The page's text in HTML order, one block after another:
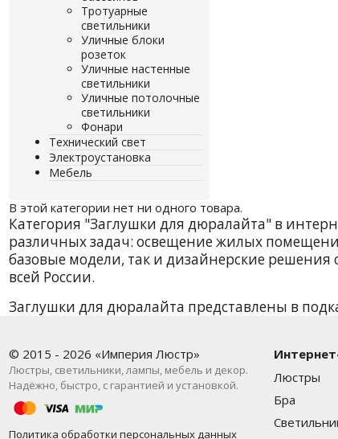
Тротуарные
светильники
Уличные блоки
розеток
Уличные настенные
светильники
Уличные потолочные
светильники
Фонари
Технический свет
Электроустановка
Мебель
В этой категории нет ни одного товара.
Категория "Заглушки для дюралайта" в
различных задач: освещение жилых
базовые модели, так и дизайнерские
всей России.
Заглушки для дюралайта представлены в
Каждый товар сопровождается подробным
консультацию у наших специалистов —
ваши задачи. Сделайте освещение
© 2015 - 2026 «Империя Люстр»
Люстры, светильники, лампы, мебель и декор.
Надёжно, быстро, с гарантией и установкой.
Политика обработки персональных данных
Люстры
Бра